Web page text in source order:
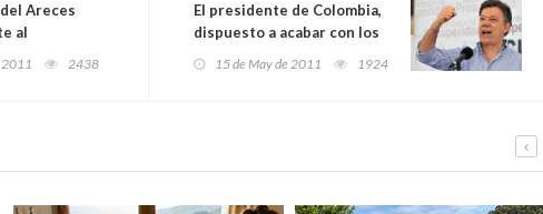
Areces
al
1)
2011 2438
El presidente de Colombia,
dispuesto a acabar con los
grupos violentos y
terroristas
15 de May de 2011 1924